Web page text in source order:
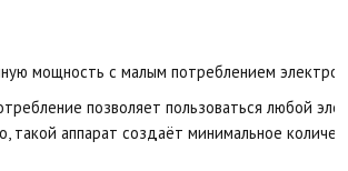
мощность с малым потреблением
позволяет пользоваться любой
такой аппарат создаёт минимальное